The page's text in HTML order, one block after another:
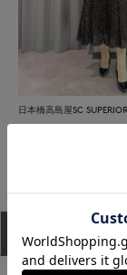
日本橋高島屋SC